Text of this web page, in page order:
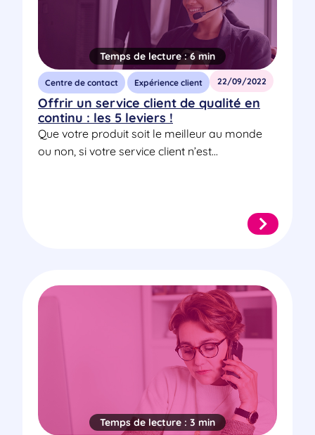
Temps de lecture :6 min
Centre de contact Expérience client 22/09/2022
Offrir un service client de qualité en
continu : les 5 leviers !
Que votre produit soit le meilleur au monde
ou non, si votre service client n’est...
Temps de lecture : 3 min